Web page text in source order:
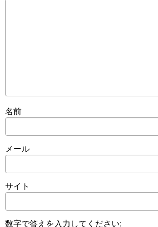
名前
メール
サイト
数字で答えを入力してください: